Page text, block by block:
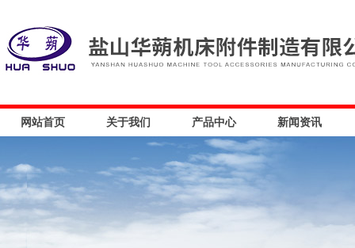
网站首页 关于我们 产品中心 新闻资讯